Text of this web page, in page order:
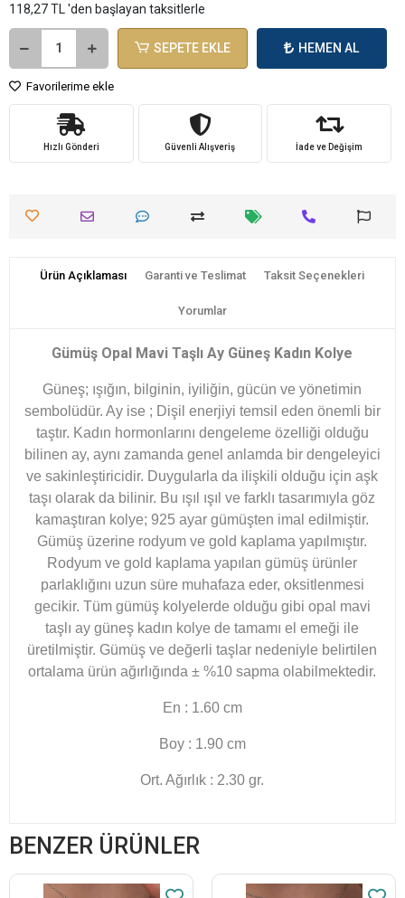
118,27 TL 'den başlayan taksitlerle
SEPETE EKLE HEMEN AL
Favorilerime ekle
Hızlı Gönderi Güvenli Alışveriş İade ve Değişim
Ürün Açıklaması Garanti ve Teslimat Taksit Seçenekleri
Yorumlar
Gümüş Opal Mavi Taşlı Ay Güneş Kadın Kolye
Güneş; ışığın, bilginin, iyiliğin, gücün ve yönetimin
sembolüdür. Ay ise ; Dişil enerjiyi temsil eden önemli bir
taştır. Kadın hormonlarını dengeleme özelliği olduğu
bilinen ay, aynı zamanda genel anlamda bir dengeleyici
ve sakinleştiricidir. Duygularla da ilişkili olduğu için aşk
taşı olarak da bilinir. Bu ışıl ışıl ve farklı tasarımıyla göz
kamaştıran kolye; 925 ayar gümüşten imal edilmiştir.
Gümüş üzerine rodyum ve gold kaplama yapılmıştır.
Rodyum ve gold kaplama yapılan gümüş ürünler
parlaklığını uzun süre muhafaza eder, oksitlenmesi
gecikir. Tüm gümüş kolyelerde olduğu gibi opal mavi
taşlı ay güneş kadın kolye de tamamı el emeği ile
üretilmiştir. Gümüş ve değerli taşlar nedeniyle belirtilen
ortalama ürün ağırlığında ± %10 sapma olabilmektedir.
En : 1.60 cm
Boy : 1.90 cm
Ort. Ağırlık : 2.30 gr.
BENZER ÜRÜNLER